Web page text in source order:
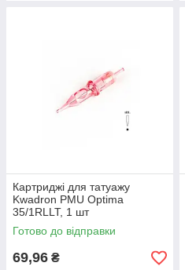
Картриджі для татуажу
Kwadron PMU Optima
35/1RLLT, 1 шт
Готово до відправки
69,96 ₴